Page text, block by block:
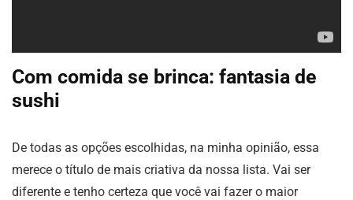
Com comida se brinca: fantasia de
sushi
De todas as opções escolhidas, na minha opinião, essa
merece o título de mais criativa da nossa lista. Vai ser
diferente e tenho certeza que você vai fazer o maior